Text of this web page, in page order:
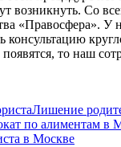
возникнуть. Со
«Правосфера». У
то наш
Лишение
по алиментам в
в Москве